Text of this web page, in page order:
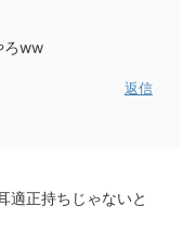
ろww
返信
適正持ちじゃないと